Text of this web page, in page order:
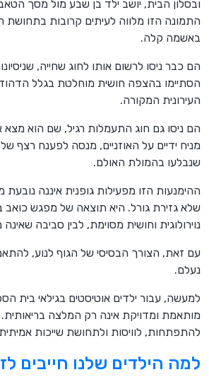
ובסלון הבית, יושב ילד בן שבע מול מסך
התמונה הזו מלווה לעיתים קרובות בתחושת
באשמה קלה.
הם כבר ניסו לרשום אותו לחוג שחייה,
הסתיימו בהצפה חושית מוחלטת בגלל
העירונית המקורה.
הם ניסו גם חוג התעמלות רגיל, שם הוא
מניח ידיים על האוזניים, מנסה לפענח רצף
שנבלעו בהמולת האולם.
ההימנעות הזו מפעילות גופנית איננה
שלא גזירת גורל. היא תוצאה של מפגש כואב
נוירולוגית וחושית מסוימת, לבין סביבה
עם זאת, הצורך הבסיסי של הגוף לנוע,
נעלם.
למעשה, עבור ילדים אוטיסטים בגילאי בית
מותאמת ומדויקת אינה רק המלצה בריאותית.
להתפתחות, לוויסות ולתחושת שייכות
למה הילדים שלנו חייבים